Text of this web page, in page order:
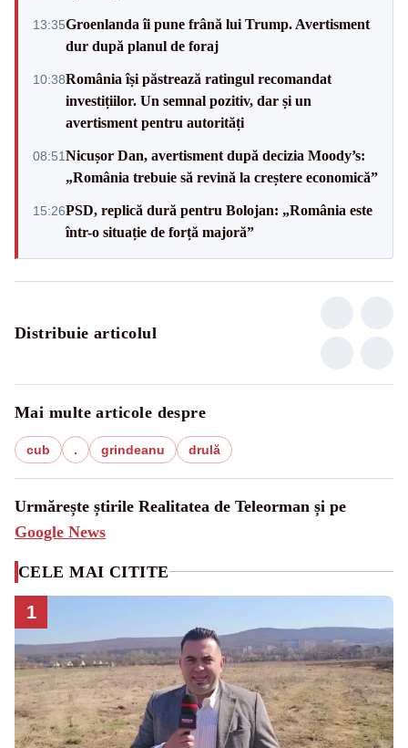
13:35Groenlanda îi pune frână lui Trump. Avertisment
dur după planul de foraj
10:38România își păstrează ratingul recomandat
investițiilor. Un semnal pozitiv, dar și un
avertisment pentru autorități
08:51Nicușor Dan, avertisment după decizia Moody’s:
„România trebuie să revină la creștere economică”
15:26PSD, replică dură pentru Bolojan: „România este
într-o situație de forță majoră”
Distribuie articolul
Mai multe articole despre
cub . grindeanu drulă
Urmărește știrile Realitatea de Teleorman și pe
Google News
CELE MAI CITITE
1